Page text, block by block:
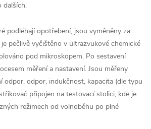
dalších.
podléhají opotřebení, jsou vyměněny za
pečlivě vyčištěno v ultrazvukové chemické
pod mikroskopem. Po sestavení
měření a nastavení. Jsou měřeny
odpor, odpor, indukčnost, kapacita (dle typu
připojen na testovací stolici, kde je
režimech od volnoběhu po plné